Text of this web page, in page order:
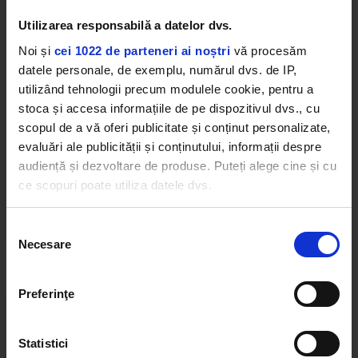
Utilizarea responsabilă a datelor dvs.
Noi și cei 1022 de parteneri ai noștri vă procesăm
datele personale, de exemplu, numărul dvs. de IP,
utilizând tehnologii precum modulele cookie, pentru a
stoca și accesa informațiile de pe dispozitivul dvs., cu
scopul de a vă oferi publicitate și conținut personalizate,
evaluări ale publicității și conținutului, informații despre
audiență și dezvoltare de produse. Puteți alege cine și cu
ce scopuri poate utiliza datele dvs.
Să colectăm informațiile cu privire la locația dvs.
Să vă identificăm dispozitivul scanândul-l în mod
activ după caracteristici specifice (amprentare)
dvs. personale și configurați-vă preferințele la
secțiunea
consimțământului
Necesare
Preferinţe
Statistici
Web radios
Cele mai ascultate playlist-uri